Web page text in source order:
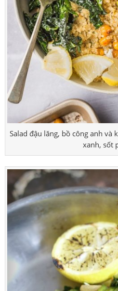
Salad đậu lăng, bồ công anh và
xanh, sốt